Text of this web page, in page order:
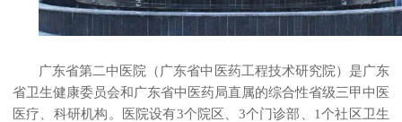
广东省第二中医院（广东省中医药工程技术研究院）是广东
省卫生健康委员会和广东省中医药局直属的综合性省级三甲中医
医疗、科研机构。医院设有3个院区、3个门诊部、1个社区卫生